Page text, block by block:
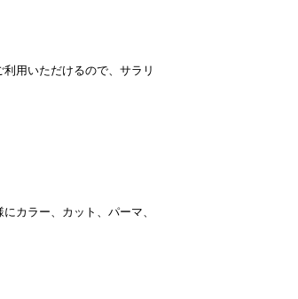
用いただけるので、サラリ
カラー、カット、パーマ、